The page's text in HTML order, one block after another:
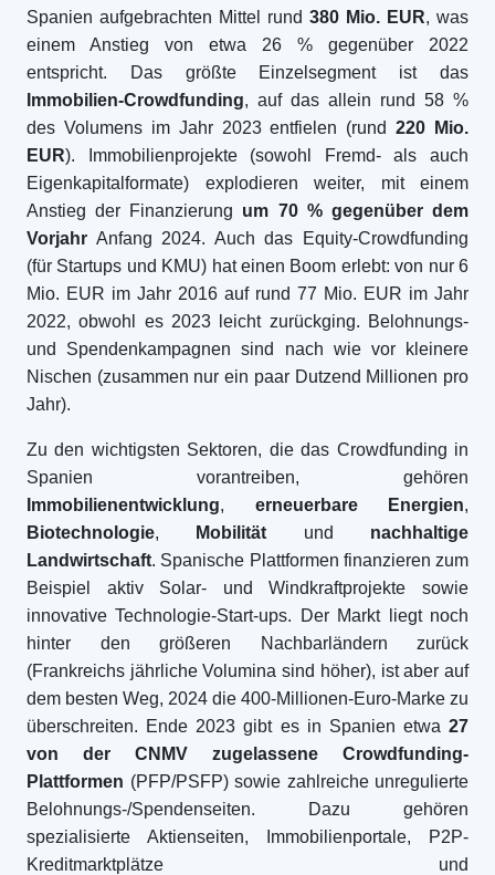
Spanien aufgebrachten Mittel rund 380 Mio. EUR, was
einem Anstieg von etwa 26 % gegenüber 2022
entspricht. Das größte Einzelsegment ist das
Immobilien-Crowdfunding, auf das allein rund 58 %
des Volumens im Jahr 2023 entfielen (rund220 Mio.
EUR). Immobilienprojekte (sowohl Fremd- als auch
Eigenkapitalformate) explodieren weiter, mit einem
Anstieg der Finanzierung um 70 % gegenüber dem
Vorjahr Anfang 2024. Auch das Equity-Crowdfunding
(für Startups und KMU) hat einen Boom erlebt: von nur 6
Mio. EUR im Jahr 2016 auf rund 77 Mio. EUR im Jahr
2022, obwohl es 2023 leicht zurückging. Belohnungs-
und Spendenkampagnen sind nach wie vor kleinere
Nischen (zusammen nur ein paar Dutzend Millionen pro
Jahr).
Zu den wichtigsten Sektoren, die das Crowdfunding in
Spanien vorantreiben, gehören
Immobilienentwicklung, erneuerbare Energien,
Biotechnologie, Mobilität und nachhaltige
Landwirtschaft. Spanische Plattformen finanzieren zum
Beispiel aktiv Solar- und Windkraftprojekte sowie
innovative Technologie-Start-ups. Der Markt liegt noch
hinter den größeren Nachbarländern zurück
(Frankreichs jährliche Volumina sind höher), ist aber auf
dem besten Weg, 2024 die 400-Millionen-Euro-Marke zu
überschreiten. Ende 2023 gibt es in Spanien etwa 27
von der CNMV zugelassene Crowdfunding-
Plattformen (PFP/PSFP) sowie zahlreiche unregulierte
Belohnungs-/Spendenseiten. Dazu gehören
spezialisierte Aktienseiten, Immobilienportale, P2P-
Kreditmarktplätze und